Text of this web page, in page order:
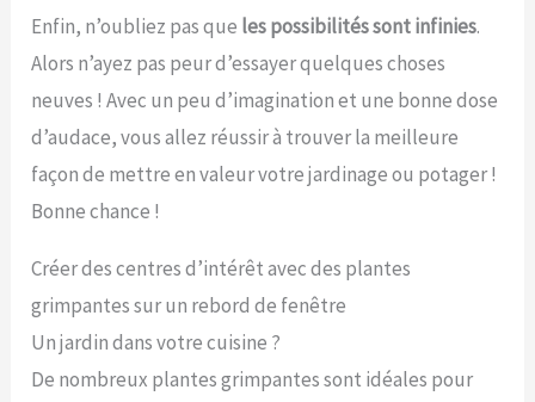
Enfin, n’oubliez pas que les possibilités sont infinies.
Alors n’ayez pas peur d’essayer quelques choses
neuves ! Avec un peu d’imagination et une bonne dose
d’audace, vous allez réussir à trouver la meilleure
façon de mettre en valeur votre jardinage ou potager !
Bonne chance !
Créer des centres d’intérêt avec des plantes
grimpantes sur un rebord de fenêtre
Un jardin dans votre cuisine ?
De nombreux plantes grimpantes sont idéales pour